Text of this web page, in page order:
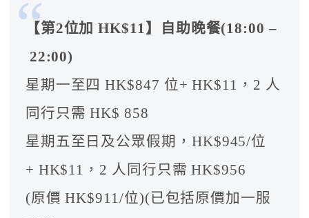
【第2位加 HK$11】自助晚餐(18:00 –
22:00)
星期一至四 HK$847 位+ HK$11，2 人
同行只需 HK$ 858
星期五至日及公眾假期，HK$945/位
+ HK$11，2 人同行只需 HK$956
(原價 HK$911/位)(已包括原價加一服